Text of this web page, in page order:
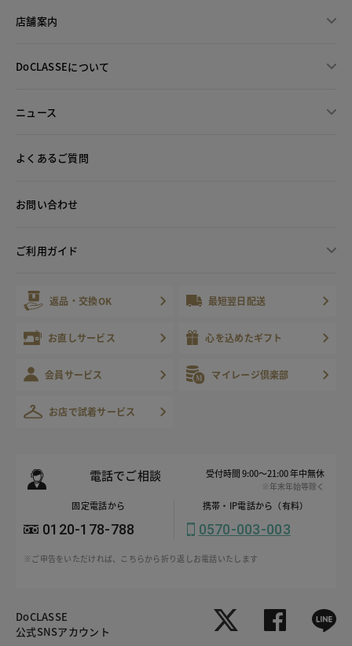
店舗案内
DoCLASSEについて
ニュース
よくあるご質問
お問い合わせ
ご利用ガイド
返品・交換OK 最短翌日配送
お直しサービス 心を込めたギフト
会員サービス マイレージ倶楽部
お店で試着サービス
電話でご相談 受付時間 9:00～21:00 年中無休
※年末年始等除く
固定電話から
0120-178-788
携帯・IP電話から（有料）
0570-003-003
※ご申告をいただければ、こちらから折り返しお電話いたします
DoCLASSE
公式SNSアカウント